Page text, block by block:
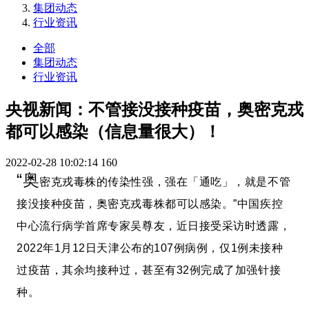
集团动态
行业资讯
全部
集团动态
行业资讯
央视新闻：不管接没接种疫苗，奥密克戎
都可以感染（信息量很大）！
2022-02-28 10:02:14 160
“奥密克戎毒株的传染性强，强在「通吃」，就是不管
接没接种疫苗，奥密克戎毒株都可以感染。”中国疾控
中心流行病学首席专家吴尊友，近日接受采访时透露，
2022年1月12日天津公布的107例病例，仅1例未接种
过疫苗，其余均接种过，甚至有32例完成了加强针接
种。